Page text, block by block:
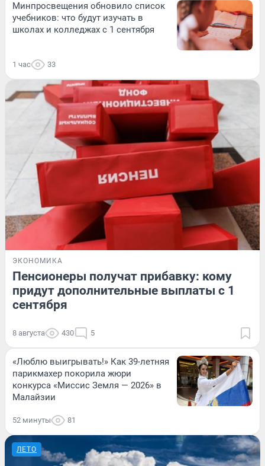
Минпросвещения обновило список
учебников: что будут изучать в
школах и колледжах с 1 сентября
1 час 33
ЭКОНОМИКА
Пенсионеры получат прибавку: кому
придут дополнительные выплаты с 1
сентября
8 августа 430 5
«Люблю выигрывать!» Как 39-летняя
парикмахер покорила жюри
конкурса «Миссис Земля — 2026» в
Малайзии
52 минуты 81
ЛЕТО